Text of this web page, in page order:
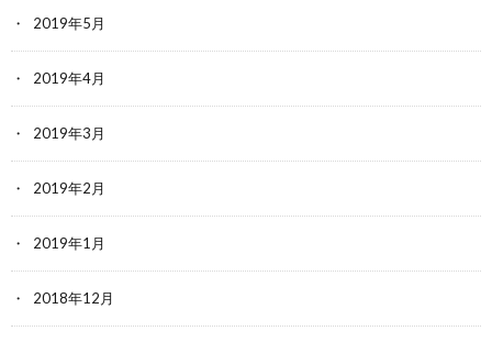
2019年5月
2019年4月
2019年3月
2019年2月
2019年1月
2018年12月